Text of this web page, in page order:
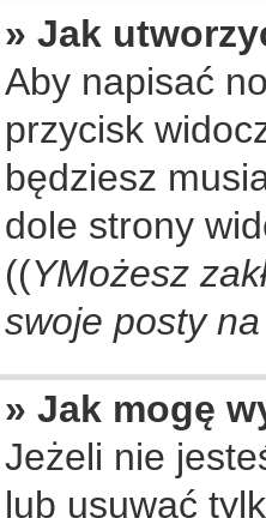
» Jak
Aby napisać
przycisk
będziesz
dole strony
((YMożesz
swoje posty
» Jak mogę
Jeżeli nie
lub usuwać